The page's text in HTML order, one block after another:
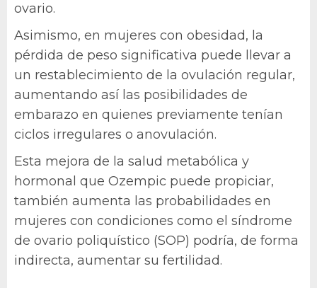
ovario.
Asimismo, en mujeres con obesidad, la
pérdida de peso significativa puede llevar a
un restablecimiento de la ovulación regular,
aumentando así las posibilidades de
embarazo en quienes previamente tenían
ciclos irregulares o anovulación.
Esta mejora de la salud metabólica y
hormonal que Ozempic puede propiciar,
también aumenta las probabilidades en
mujeres con condiciones como el síndrome
de ovario poliquístico (SOP) podría, de forma
indirecta, aumentar su fertilidad.